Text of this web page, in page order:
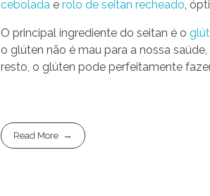
cebolada e rolo de seitan recheado,
O principal ingrediente do seitan é o
o glúten não é mau para a nossa
resto, o glúten pode perfeitamente
Read More